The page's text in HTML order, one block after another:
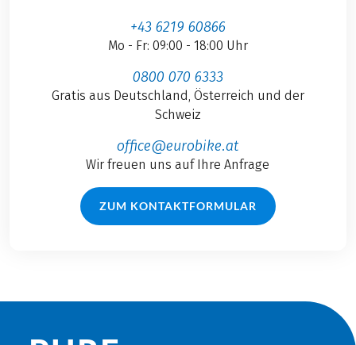
+43 6219 60866
Mo - Fr: 09:00 - 18:00 Uhr
0800 070 6333
Gratis aus Deutschland, Österreich und der
Schweiz
office@eurobike.at
Wir freuen uns auf Ihre Anfrage
ZUM KONTAKTFORMULAR